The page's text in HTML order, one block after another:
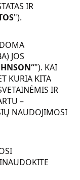
IR
").
JOS
"). KAI
KURIA KITA
IR
–
NAUDOJIMOSI